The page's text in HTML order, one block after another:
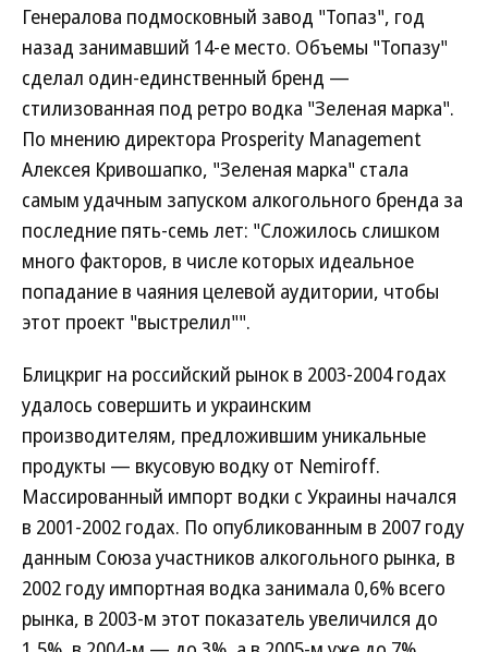
Генералова подмосковный завод "Топаз", год
назад занимавший 14-е место. Объемы "Топазу"
сделал один-единственный бренд —
стилизованная под ретро водка "Зеленая марка".
По мнению директора Prosperity Management
Алексея Кривошапко, "Зеленая марка" стала
самым удачным запуском алкогольного бренда за
последние пять-семь лет: "Сложилось слишком
много факторов, в числе которых идеальное
попадание в чаяния целевой аудитории, чтобы
этот проект "выстрелил"".
Блицкриг на российский рынок в 2003-2004 годах
удалось совершить и украинским
производителям, предложившим уникальные
продукты — вкусовую водку от Nemiroff.
Массированный импорт водки с Украины начался
в 2001-2002 годах. По опубликованным в 2007 году
данным Союза участников алкогольного рынка, в
2002 году импортная водка занимала 0,6% всего
рынка, в 2003-м этот показатель увеличился до